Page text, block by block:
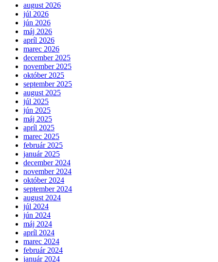
august 2026
júl 2026
jún 2026
máj 2026
apríl 2026
marec 2026
december 2025
november 2025
október 2025
september 2025
august 2025
júl 2025
jún 2025
máj 2025
apríl 2025
marec 2025
február 2025
január 2025
december 2024
november 2024
október 2024
september 2024
august 2024
júl 2024
jún 2024
máj 2024
apríl 2024
marec 2024
február 2024
január 2024